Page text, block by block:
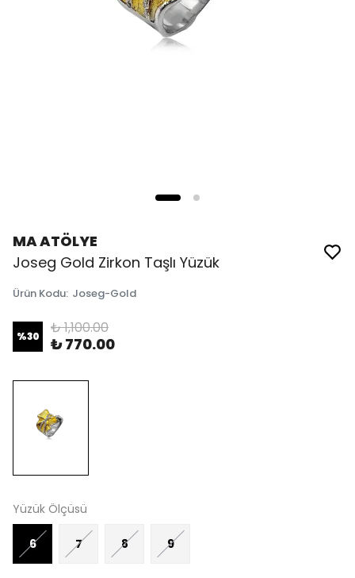
MA ATÖLYE
Joseg Gold Zirkon Taşlı Yüzük
Ürün Kodu: Joseg-Gold
%30 ₺ 1,100.00
₺ 770.00
Yüzük Ölçüsü
6 7 8 9